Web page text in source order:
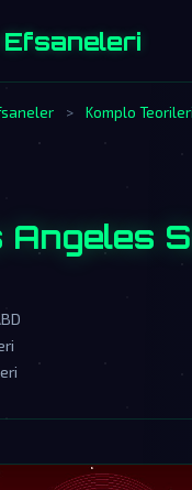
Efsaneleri
> Komplo Teorileri
Angeles